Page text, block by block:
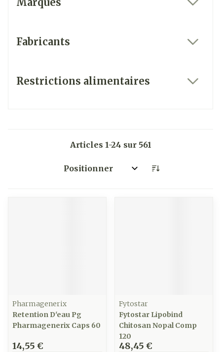
Fabricants
Restrictions alimentaires
Articles 1-24 sur 561
Trier par:
Pharmagenerix
Retention D'eau Pg
Pharmagenerix Caps 60
14,55 €
Fytostar
Fytostar Lipobind
Chitosan Nopal Comp
120
48,45 €